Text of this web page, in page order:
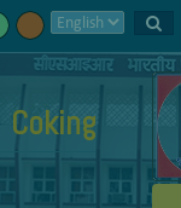
Coking